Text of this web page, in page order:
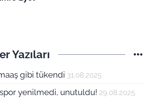
Yazıları
gibi tükendi 31.08.2025
yenilmedi, unutuldu! 29.08.2025